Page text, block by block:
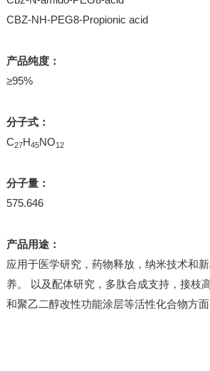
CBZ-NH-PEG8-Propionic acid
产品纯度：
≥95%
分子式：
C27H45NO12
分子量：
575.646
产品用途：
应用于医学研究，药物释放，纳米技术和
养。 以及配体研究，多肽合成支持，接枝
和聚乙二醇改性功能涂层等活性化合物方面